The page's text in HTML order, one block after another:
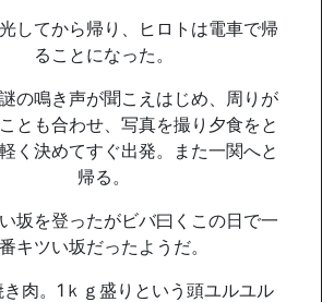
してから帰り、ヒロトは電車で帰
ることになった。
の鳴き声が聞こえはじめ、周りが
とも合わせ、写真を撮り夕食をと
く決めてすぐ出発。また一関へと
帰る。
坂を登ったがビバ曰くこの日で一
番キツい坂だったようだ。
肉。1ｋｇ盛りという頭ユルユル